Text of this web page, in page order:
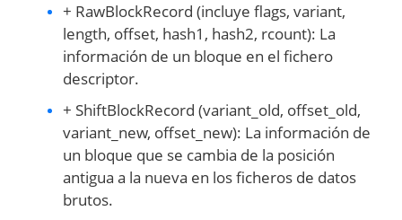
+ RawBlockRecord (incluye flags, variant,
length, offset, hash1, hash2, rcount): La
información de un bloque en el fichero
descriptor.
+ ShiftBlockRecord (variant_old, offset_old,
variant_new, offset_new): La información de
un bloque que se cambia de la posición
antigua a la nueva en los ficheros de datos
brutos.